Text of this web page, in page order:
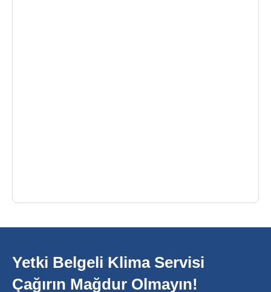
Yetki Belgeli Klima Servisi
Çağırın Mağdur Olmayın!